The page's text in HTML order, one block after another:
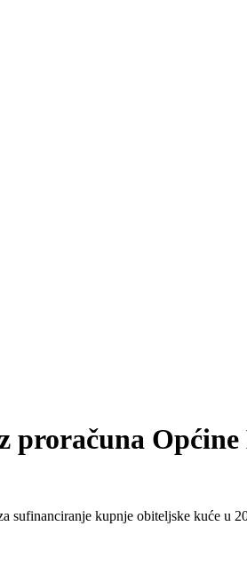
sufinanciranje kupnje obiteljske kuće u